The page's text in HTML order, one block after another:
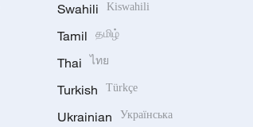
Swahili Kiswahili
Tamil தமிழ்
Thai ไทย
Turkish Türkçe
Ukrainian Українська